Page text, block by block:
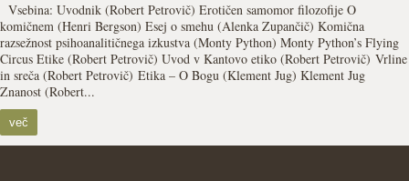
Vsebina: Uvodnik (Robert Petrovič) Erotičen samomor filozofije O
komičnem (Henri Bergson) Esej o smehu (Alenka Zupančič) Komična
razsežnost psihoanalitičnega izkustva (Monty Python) Monty Python’s Flying
Circus Etike (Robert Petrovič) Uvod v Kantovo etiko (Robert Petrovič) Vrline
in sreča (Robert Petrovič) Etika – O Bogu (Klement Jug) Klement Jug
Znanost (Robert...
več